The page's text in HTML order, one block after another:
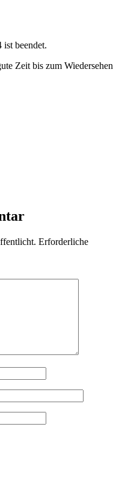
ist beendet.
Zeit bis zum Wiedersehen
Erforderliche